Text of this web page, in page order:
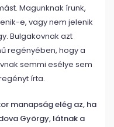
Magunknak írunk,
e, vagy nem jelenik
Bulgakovnak azt
regényében, hogy a
semmi esélye sem
írta.
manapság elég az, ha
György, látnak a